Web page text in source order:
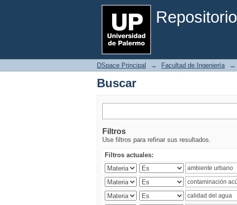
Buscar
DSpace Principal → Facultad de Ingeniería →
Buscar
Filtros
Use filtros para refinar sus resultados.
Filtros actuales: